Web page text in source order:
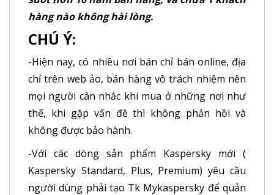
hàng nào không hài lòng.
CHÚ Ý:
-Hiện nay, có nhiều nơi bán chỉ bán online, địa
chỉ trên web ảo, bán hàng vô trách nhiệm nên
mọi người cân nhắc khi mua ở những nơi như
thế, khi gặp vấn đề thì không phản hồi và
không được bảo hành.
-Với các dòng sản phẩm Kaspersky mới (
Kaspersky Standard, Plus, Premium) yêu cầu
người dùng phải tạo Tk Mykaspersky để quản